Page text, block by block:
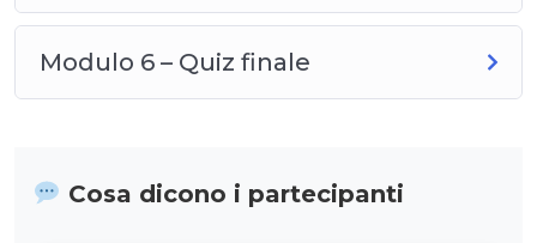
Modulo 6 – Quiz finale
Cosa dicono i partecipanti